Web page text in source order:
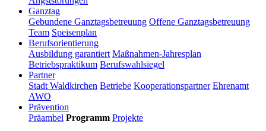
Ganztag
Gebundene Ganztagsbetreuung Offene Ganztagsbetreuung
Team Speisenplan
Berufsorientierung
Ausbildung garantiert Maßnahmen-Jahresplan
Betriebspraktikum Berufswahlsiegel
Partner
Stadt Waldkirchen Betriebe Kooperationspartner Ehrenamt
AWO
Prävention
Präambel Programm Projekte